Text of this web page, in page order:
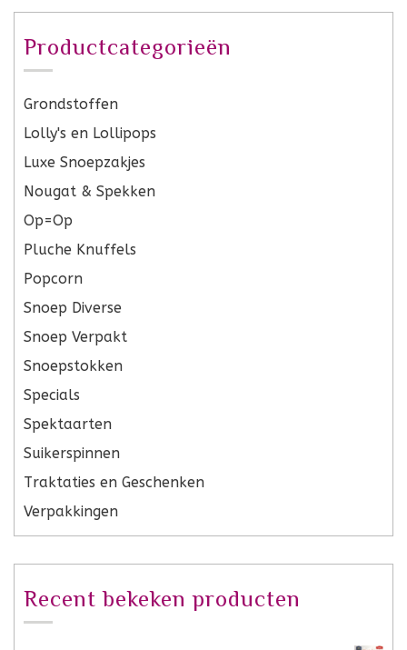
Productcategorieën
Grondstoffen
Lolly's en Lollipops
Luxe Snoepzakjes
Nougat & Spekken
Op=Op
Pluche Knuffels
Popcorn
Snoep Diverse
Snoep Verpakt
Snoepstokken
Specials
Spektaarten
Suikerspinnen
Traktaties en Geschenken
Verpakkingen
Recent bekeken producten